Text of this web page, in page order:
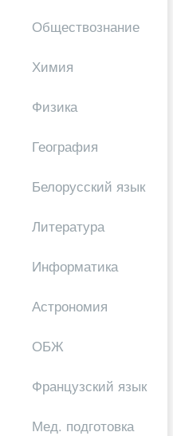
Обществознание
Химия
Физика
География
Белорусский язык
Литература
Информатика
Астрономия
ОБЖ
Французский язык
Мед. подготовка